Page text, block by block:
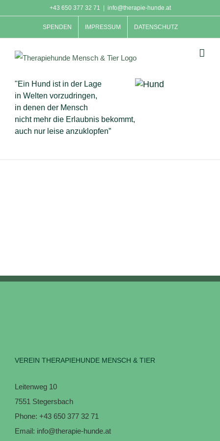
content
+43 650 377 32 71 info@therapie-hunde.at
SPENDEN IMPRESSUM DATENSCHUTZ
"Ein Hund ist in der Lage
in Welten vorzudringen,
in denen der Mensch
nicht mehr die Erlaubnis bekommt,
auch nur leise anzuklopfen”
VEREIN THERAPIEHUNDE MENSCH & TIER
Leitenweg 10
7551 Stegersbach
Phone: +43 650 377 32 71
Email: info@therapie-hunde.at